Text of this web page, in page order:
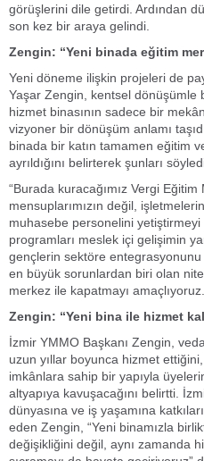
görüşlerini dile getirdi. Ardından
son kez bir araya gelindi.
Zengin: “Yeni binada eğitim
Yeni döneme ilişkin projeleri de
Yaşar Zengin, kentsel dönüşümle
hizmet binasının sadece bir
vizyoner bir dönüşüm anlamı
binada bir katın tamamen eğitim
ayrıldığını belirterek şunları
“Burada kuracağımız Vergi
mensuplarımızın değil,
muhasebe personelini
programları meslek içi gelişimin
gençlerin sektöre
en büyük sorunlardan biri olan
merkez ile kapatmayı
Zengin: “Yeni bina ile hizmet
İzmir YMMO Başkanı Zengin,
uzun yıllar boyunca hizmet
imkânlara sahip bir yapıyla
altyapıya kavuşacağını belirtti.
dünyasına ve iş yaşamına
eden Zengin, “Yeni binamızla
değişikliğini değil, aynı zamanda